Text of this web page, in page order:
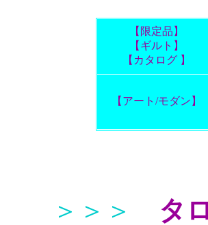
【限定品】
【ギルト】
【カタログ 】
【アート/モダン】
＞＞＞ タ